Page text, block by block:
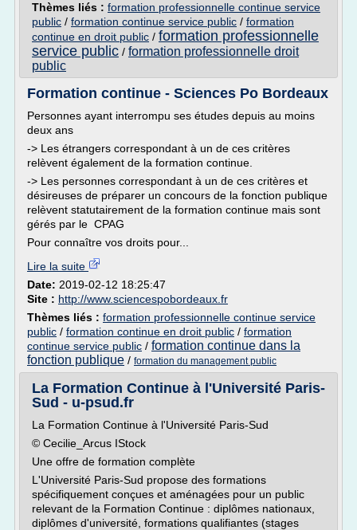
Thèmes liés : formation professionnelle continue service
public / formation continue service public / formation
continue en droit public / formation professionnelle
service public / formation professionnelle droit
public
Formation continue - Sciences Po Bordeaux
Personnes ayant interrompu ses études depuis au moins
deux ans
-> Les étrangers correspondant à un de ces critères
relèvent également de la formation continue.
-> Les personnes correspondant à un de ces critères et
désireuses de préparer un concours de la fonction publique
relèvent statutairement de la formation continue mais sont
gérés par le CPAG
Pour connaître vos droits pour...
Lire la suite
Date: 2019-02-12 18:25:47
Site : http://www.sciencespobordeaux.fr
Thèmes liés : formation professionnelle continue service
public / formation continue en droit public / formation
continue service public / formation continue dans la
fonction publique / formation du management public
La Formation Continue à l'Université Paris-
Sud - u-psud.fr
La Formation Continue à l'Université Paris-Sud
© Cecilie_Arcus IStock
Une offre de formation complète
L'Université Paris-Sud propose des formations
spécifiquement conçues et aménagées pour un public
relevant de la Formation Continue : diplômes nationaux,
diplômes d'université, formations qualifiantes (stages